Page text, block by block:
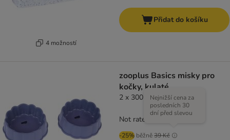
4 možností
Přidat do košíku
zooplus Basics misky pro
kočky, kulaté
2 x 300 ml
-25% běžně39 Kč
Nejnižší cena za
posledních 30
dní před slevou
Not rated